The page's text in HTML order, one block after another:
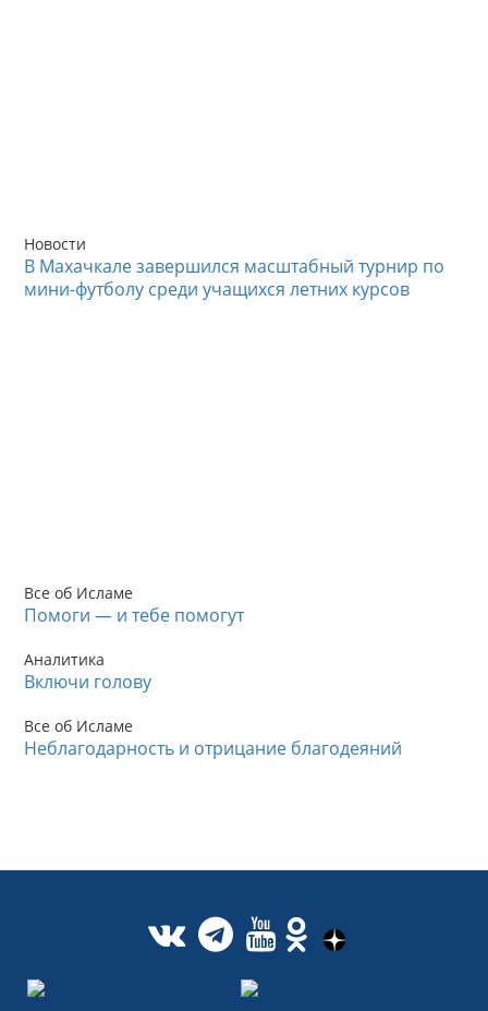
Новости
В Махачкале завершился масштабный турнир по
мини-футболу среди учащихся летних курсов
Все об Исламе
Помоги — и тебе помогут
Аналитика
Включи голову
Все об Исламе
Неблагодарность и отрицание благодеяний